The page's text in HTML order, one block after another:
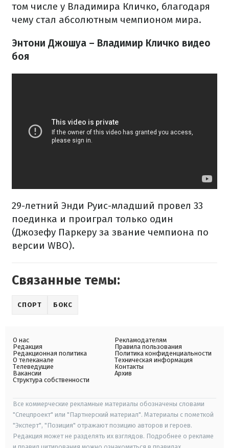
том числе у Владимира Кличко, благодаря
чему стал абсолютным чемпионом мира.
Энтони Джошуа – Владимир Кличко видео
боя
29-летний Энди Руис-младший провел 33
поединка и проиграл только один
(Джозефу Паркеру за звание чемпиона по
версии WBO).
Связанные темы:
СПОРТ БОКС
О нас
Редакция
Редакционная политика
О телеканале
Телеведущие
Вакансии
Структура собственности
Рекламодателям
Правила пользования
Политика конфиденциальности
Техническая информация
Контакты
Архив
Все коммерческие рекламные материалы обозначены словами
"Спецпроект" или "Партнерский материал". Материалы с пометкой
"Эксперт", "Позиция" отражают позицию авторов и героев.
Редакция может не разделять их взглядов. Подробнее о рекламе